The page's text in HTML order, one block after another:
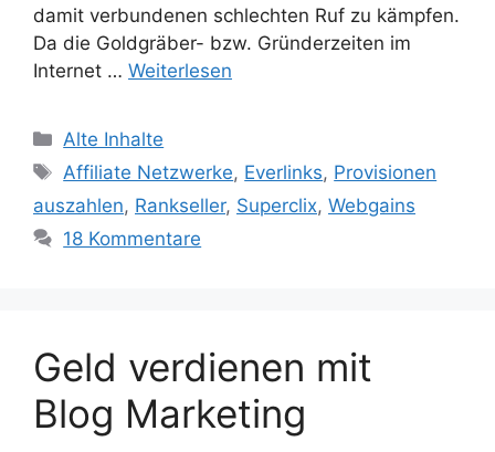
damit verbundenen schlechten Ruf zu kämpfen.
Da die Goldgräber- bzw. Gründerzeiten im
Internet … Weiterlesen
Kategorien
Alte Inhalte
Schlagwörter
Affiliate Netzwerke, Everlinks, Provisionen
auszahlen, Rankseller, Superclix, Webgains
18 Kommentare
Geld verdienen mit
Blog Marketing